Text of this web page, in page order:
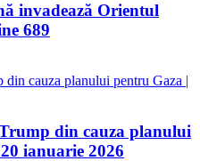
invadează Orientul
689
din cauza planului
ianuarie 2026